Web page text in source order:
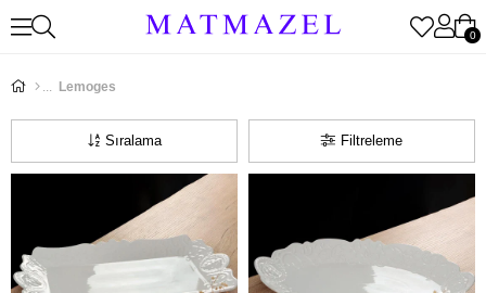
0
Lemoges
Filtreleme
Sıralama